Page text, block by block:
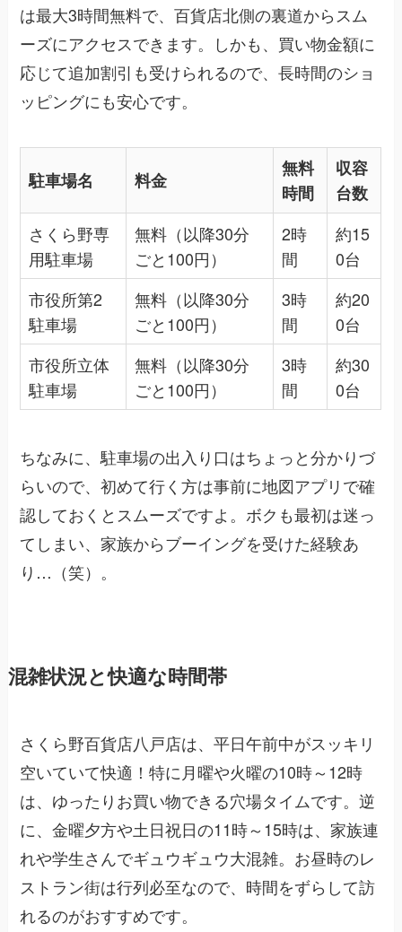
は最大3時間無料で、百貨店北側の裏道からスム
ーズにアクセスできます。しかも、買い物金額に
応じて追加割引も受けられるので、長時間のショ
ッピングにも安心です。
駐車場名 料金
無料
時間
収容
台数
さくら野専
用駐車場
無料（以降30分
ごと100円）
2時
間
約15
0台
市役所第2
駐車場
無料（以降30分
ごと100円）
3時
間
約20
0台
市役所立体
駐車場
無料（以降30分
ごと100円）
3時
間
約30
0台
ちなみに、駐車場の出入り口はちょっと分かりづ
らいので、初めて行く方は事前に地図アプリで確
認しておくとスムーズですよ。ボクも最初は迷っ
てしまい、家族からブーイングを受けた経験あ
り…（笑）。
混雑状況と快適な時間帯
さくら野百貨店八戸店は、平日午前中がスッキリ
空いていて快適！特に月曜や火曜の10時～12時
は、ゆったりお買い物できる穴場タイムです。逆
に、金曜夕方や土日祝日の11時～15時は、家族連
れや学生さんでギュウギュウ大混雑。お昼時のレ
ストラン街は行列必至なので、時間をずらして訪
れるのがおすすめです。